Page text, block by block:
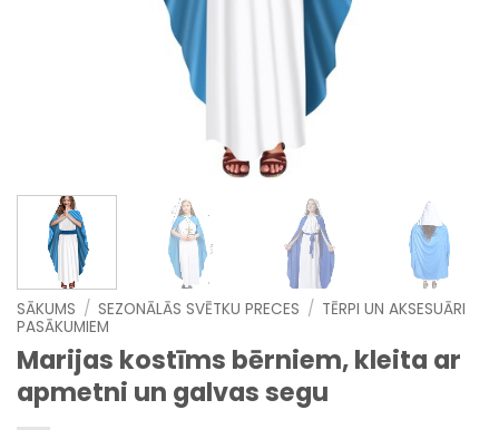
SĀKUMS / SEZONĀLĀS SVĒTKU PRECES / TĒRPI UN AKSESUĀRI
PASĀKUMIEM
Marijas kostīms bērniem, kleita ar
apmetni un galvas segu